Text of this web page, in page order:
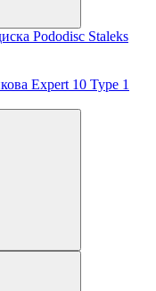
Pododisc Staleks